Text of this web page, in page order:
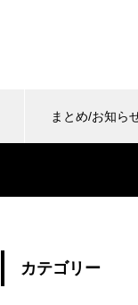
まとめ/お知ら
カテゴリー